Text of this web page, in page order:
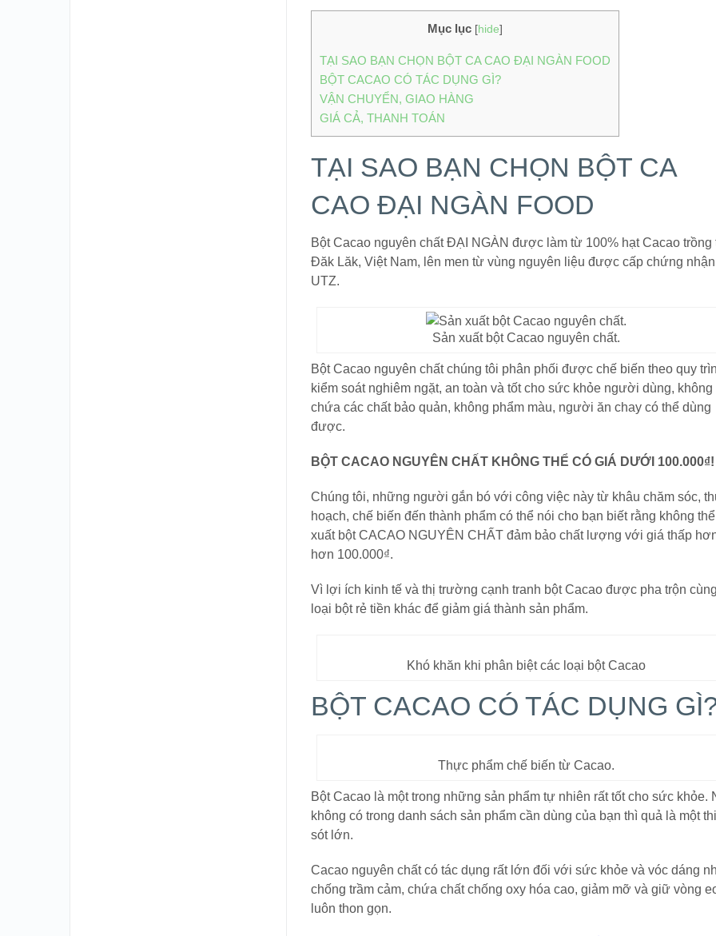
Mục lục [hide]
TẠI SAO BẠN CHỌN BỘT CA CAO ĐẠI NGÀN FOOD
BỘT CACAO CÓ TÁC DỤNG GÌ?
VẬN CHUYỂN, GIAO HÀNG
GIÁ CẢ, THANH TOÁN
TẠI SAO BẠN CHỌN BỘT CA
CAO ĐẠI NGÀN FOOD
Bột Cacao nguyên chất ĐẠI NGÀN được làm từ 100% hạt Cacao trồng
Đăk Lăk, Việt Nam, lên men từ vùng nguyên liệu được cấp chứng nhận
UTZ.
Sản xuất bột Cacao nguyên chất.
Bột Cacao nguyên chất chúng tôi phân phối được chế biến theo quy
kiểm soát nghiêm ngặt, an toàn và tốt cho sức khỏe người dùng, không
chứa các chất bảo quản, không phẩm màu, người ăn chay có thể dùng
được.
BỘT CACAO NGUYÊN CHẤT KHÔNG THỂ CÓ GIÁ DƯỚI 100.000₫!
Chúng tôi, những người gắn bó với công việc này từ khâu chăm sóc,
hoạch, chế biến đến thành phẩm có thể nói cho bạn biết rằng không
xuất bột CACAO NGUYÊN CHẤT đảm bảo chất lượng với giá thấp
hơn 100.000₫.
Vì lợi ích kinh tế và thị trường cạnh tranh bột Cacao được pha trộn
loại bột rẻ tiền khác để giảm giá thành sản phẩm.
Khó khăn khi phân biệt các loại bột Cacao
BỘT CACAO CÓ TÁC DỤNG
Thực phẩm chế biến từ Cacao.
Bột Cacao là một trong những sản phẩm tự nhiên rất tốt cho sức khỏe.
không có trong danh sách sản phẩm cần dùng của bạn thì quả là một
sót lớn.
Cacao nguyên chất có tác dụng rất lớn đối với sức khỏe và vóc dáng
chống trầm cảm, chứa chất chống oxy hóa cao, giảm mỡ và giữ vòng
luôn thon gọn.